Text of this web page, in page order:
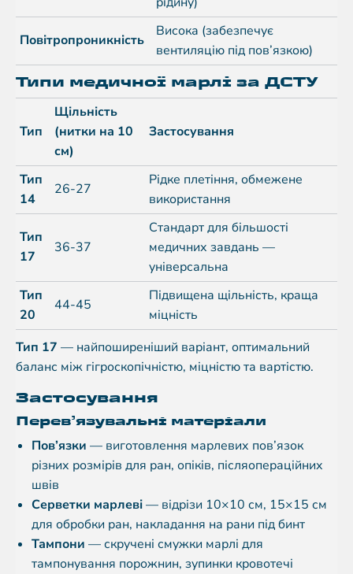
Повітропроникність
Висока (забезпечує
вентиляцію під пов’язкою)
Типи медичної марлі за ДСТУ
Тип
Щільність
(нитки на 10
см)
Застосування
Тип
14
26-27
Рідке плетіння, обмежене
використання
Тип
17
36-37
Стандарт для більшості
медичних завдань —
універсальна
Тип
20
44-45
Підвищена щільність, краща
міцність
Тип 17 — найпоширеніший варіант, оптимальний
баланс між гігроскопічністю, міцністю та вартістю.
Застосування
Перев’язувальні матеріали
Пов’язки — виготовлення марлевих пов’язок
різних розмірів для ран, опіків, післяопераційних
швів
Серветки марлеві— відрізи 10×10 см, 15×15 см
для обробки ран, накладання на рани під бинт
Тампони — скручені смужки марлі для
тампонування порожнин, зупинки кровотечі